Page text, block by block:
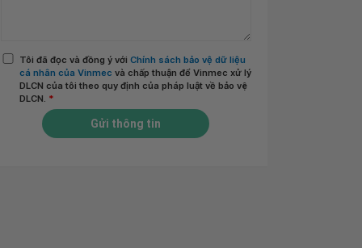
Tôi đã đọc và đồng ý với Chính sách bảo vệ dữ liệu
cá nhân của Vinmec và chấp thuận để Vinmec xử lý
DLCN của tôi theo quy định của pháp luật về bảo vệ
DLCN. *
Gửi thông tin